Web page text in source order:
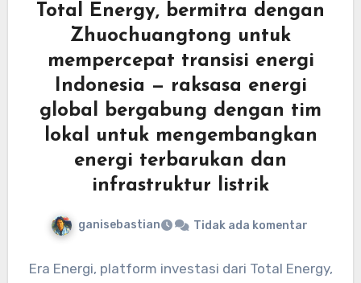
Total Energy, bermitra dengan
Zhuochuangtong untuk
mempercepat transisi energi
Indonesia — raksasa energi
global bergabung dengan tim
lokal untuk mengembangkan
energi terbarukan dan
infrastruktur listrik
ganisebastian Tidak ada komentar
Era Energi, platform investasi dari Total Energy,